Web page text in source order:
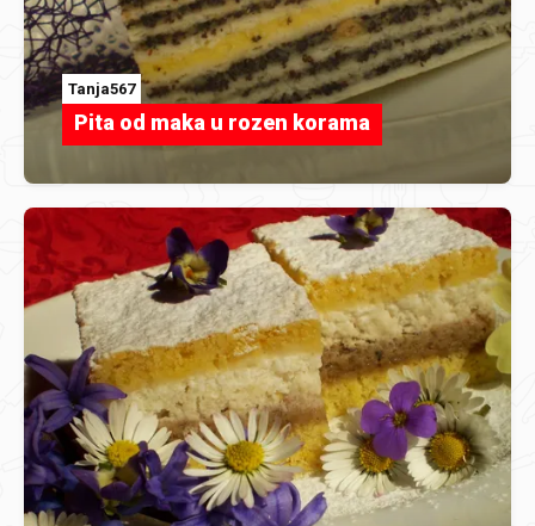
Tanja567
Pita od maka u rozen korama